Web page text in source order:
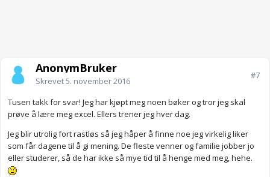
AnonymBruker
Skrevet5. november 2016
#7
Tusen takk for svar! Jeg har kjøpt meg noen bøker og tror jeg skal
prøve å lære meg excel. Ellers trener jeg hver dag.
Jeg blir utrolig fort rastløs så jeg håper å finne noe jeg virkelig liker
som får dagene til å gi mening. De fleste venner og familie jobber jo
eller studerer, så de har ikke så mye tid til å henge med meg, hehe.